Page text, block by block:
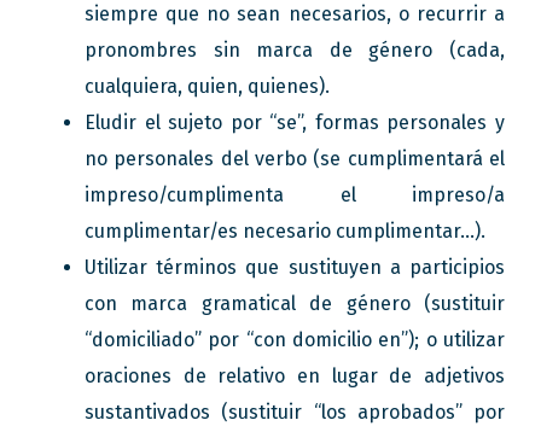
siempre que no sean necesarios, o recurrir a
pronombres sin marca de género (cada,
cualquiera, quien, quienes).
Eludir el sujeto por “se”, formas personales y
no personales del verbo (se cumplimentará el
impreso/cumplimenta el impreso/a
cumplimentar/es necesario cumplimentar…).
Utilizar términos que sustituyen a participios
con marca gramatical de género (sustituir
“domiciliado” por “con domicilio en”); o utilizar
oraciones de relativo en lugar de adjetivos
sustantivados (sustituir “los aprobados” por